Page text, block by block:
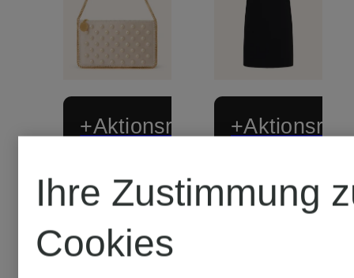
+Aktionsrabatt
STELLA
McCARTNEY
STELLA
Ihre Zustimmung
Cookies